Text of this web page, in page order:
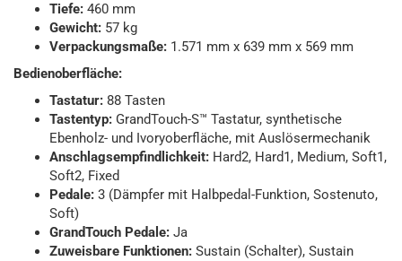
Tiefe: 460 mm
Gewicht: 57 kg
Verpackungsmaße: 1.571 mm x 639 mm x 569 mm
Bedienoberfläche:
Tastatur: 88 Tasten
Tastentyp: GrandTouch-S™ Tastatur, synthetische
Ebenholz- und Ivoryoberfläche, mit Auslösermechanik
Anschlagsempfindlichkeit: Hard2, Hard1, Medium, Soft1,
Soft2, Fixed
Pedale: 3 (Dämpfer mit Halbpedal-Funktion, Sostenuto,
Soft)
GrandTouch Pedale: Ja
Zuweisbare Funktionen: Sustain (Schalter), Sustain